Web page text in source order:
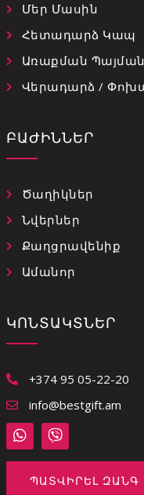
Մեր Մասին
Հետադարձ Կապ
Առաքման
Վերադարձ /
ԲԱԺԻՆՆԵՐ
Ծաղիկներ
Նվերներ
Քաղցրավենիք
Ամանոր
ԿՈՆՏԱԿՏՆԵՐ
+374 95 05-22-20
info@bestgift.am
ՊԱՏՎԻՐԵԼ ԶԱՆԳ